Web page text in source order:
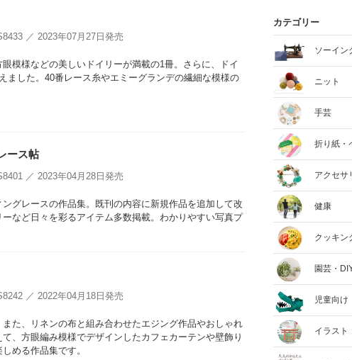
／ 2023年07月27日発売
模様などの美しいドイリーが満載の1冊。さらに、ドイ
ました。40番レース糸やエミーグランデの繊細な模様の
ース帖
／ 2023年04月28日発売
グレースの作品集。既刊の内容に新規作品を追加して改
など日々を彩るアイテム多数掲載。わかりやすい写真プ
／ 2022年04月18日発売
た、リネンの布と組み合わせたエジング作品やおしゃれ
、方眼編み模様でデザインしたカフェカーテンや壁飾り
める作品集です。
カテゴリー
ソーイン
ニット
手芸
折り紙・
アクセサ
健康
クッキン
園芸・
児童向け
イラスト